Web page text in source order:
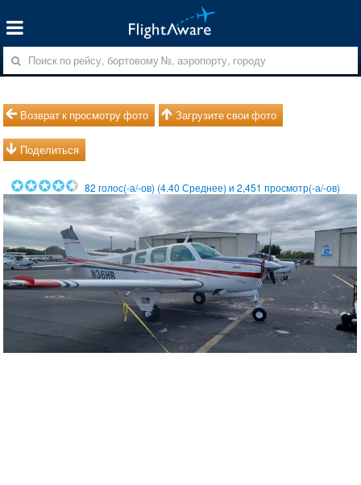
Возврат к просмотру фото Загрузите свои фото
Поделиться
82 голос(-а/-ов) (4.40 Среднее) и2,451 просмотр(-а/-ов)